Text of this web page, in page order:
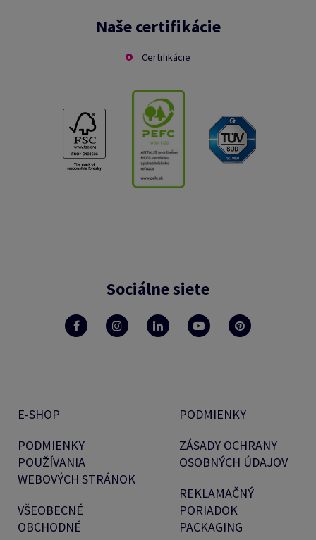
Naše certifikácie
Certifikácie
Sociálne siete
E-SHOP
PODMIENKY
POUŽÍVANIA
WEBOVÝCH STRÁNOK
VŠEOBECNÉ
OBCHODNÉ
PODMIENKY
ZÁSADY OCHRANY
OSOBNÝCH ÚDAJOV
REKLAMAČNÝ
PORIADOK
PACKAGING